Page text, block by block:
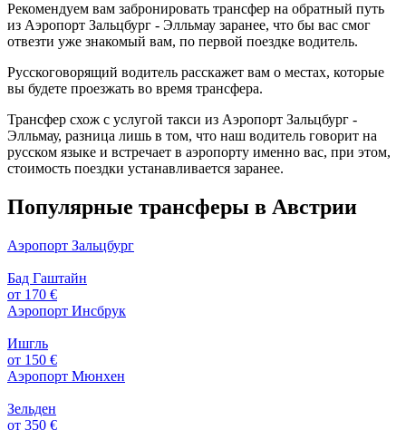
Рекомендуем вам забронировать трансфер на обратный путь
из Аэропорт Зальцбург - Элльмау заранее, что бы вас смог
отвезти уже знакомый вам, по первой поездке водитель.
Русскоговорящий водитель расскажет вам о местах, которые
вы будете проезжать во время трансфера.
Трансфер схож с услугой такси из Аэропорт Зальцбург -
Элльмау, разница лишь в том, что наш водитель говорит на
русском языке и встречает в аэропорту именно вас, при этом,
стоимость поездки устанавливается заранее.
Популярные трансферы в Австрии
Аэропорт Зальцбург
Бад Гаштайн
от 170 €
Аэропорт Инсбрук
Ишгль
от 150 €
Аэропорт Мюнхен
Зельден
от 350 €